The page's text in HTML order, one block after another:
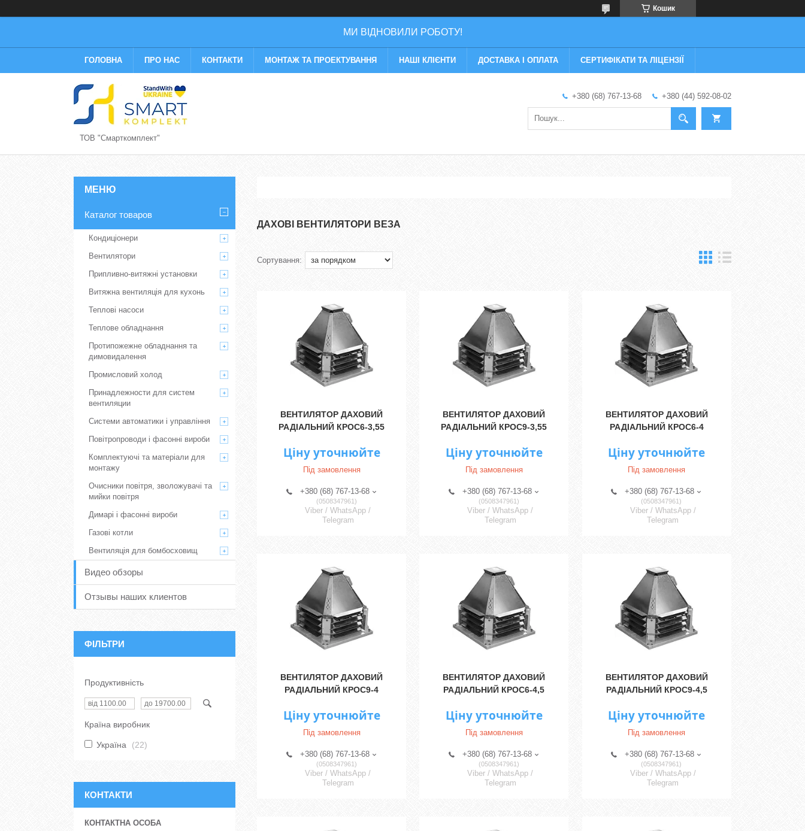
Кошик
МИ ВІДНОВИЛИ РОБОТУ!
ГОЛОВНА ПРО НАС КОНТАКТИ МОНТАЖ ТА ПРОЕКТУВАННЯ НАШІ КЛІЄНТИ ДОСТАВКА І ОПЛАТА СЕРТИФІКАТИ ТА ЛІЦЕНЗІЇ
ТОВ "Смарткомплект"
+380 (68) 767-13-68 +380 (44) 592-08-02
ДАХОВІ ВЕНТИЛЯТОРИ ВЕЗА
ВЕНТИЛЯТОР ДАХОВИЙ
РАДІАЛЬНИЙ КРОС6-3,55
Ціну уточнюйте
Під замовлення
+380 (68) 767-13-68
0508347961
Viber / WhatsApp /
Telegram
ВЕНТИЛЯТОР ДАХОВИЙ
РАДІАЛЬНИЙ КРОС9-3,55
Ціну уточнюйте
Під замовлення
+380 (68) 767-13-68
0508347961
Viber / WhatsApp /
Telegram
ВЕНТИЛЯТОР ДАХОВИЙ
РАДІАЛЬНИЙ КРОС6-4
Ціну уточнюйте
Під замовлення
+380 (68) 767-13-68
0508347961
Viber / WhatsApp /
Telegram
ВЕНТИЛЯТОР ДАХОВИЙ
РАДІАЛЬНИЙ КРОС9-4
Ціну уточнюйте
Під замовлення
+380 (68) 767-13-68
0508347961
Viber / WhatsApp /
Telegram
ВЕНТИЛЯТОР ДАХОВИЙ
РАДІАЛЬНИЙ КРОС6-4,5
Ціну уточнюйте
Під замовлення
+380 (68) 767-13-68
0508347961
Viber / WhatsApp /
Telegram
ВЕНТИЛЯТОР ДАХОВИЙ
РАДІАЛЬНИЙ КРОС9-4,5
Ціну уточнюйте
Під замовлення
+380 (68) 767-13-68
0508347961
Viber / WhatsApp /
Telegram
Каталог товаров
Кондиціонери
Вентилятори
Припливно-витяжні установки
Витяжна вентиляція для кухонь
Теплові насоси
Теплове обладнання
Протипожежне обладнання та
димовидалення
Промисловий холод
Принадлежности для систем
вентиляции
Системи автоматики і управління
Повітропроводи і фасонні вироби
Комплектуючі та матеріали для
монтажу
Очисники повітря, зволожувачі та
мийки повітря
Димарі і фасонні вироби
Газові котли
Вентиляція для бомбосховищ
Видео обзоры
Отзывы наших клиентов
ФІЛЬТРИ
Продуктивність
Країна виробник
Україна 22
КОНТАКТИ